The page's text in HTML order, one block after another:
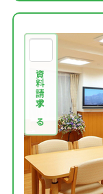
資料請求する